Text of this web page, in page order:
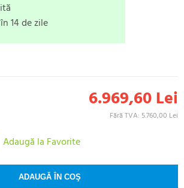
14 de zile
6.969,60 Lei
Fără TVA: 5.760,00 Lei
Adaugă la Favorite